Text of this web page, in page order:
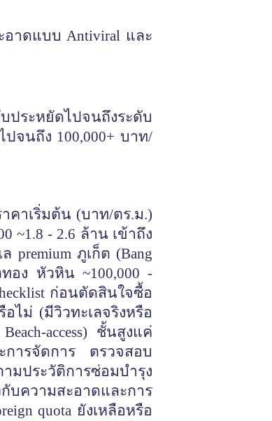
อาดแบบAntiviral และ
ประหยัดไปจนถึงระดับ
จนถึง 100,000+ บาท/
คาเริ่มต้น (บาท/ตร.ม.)
~1.8 - 2.6 ล้าน เข้าถึง
premium ภูเก็ต (Bang
ทอง หัวหิน ~100,000 -
ก่อนตัดสินใจซื้อ
อไม่ (มีวิวทะเลจริงหรือ
access) ชั้นสูงแค่
การจัดการ ตรวจสอบ
มประวัติการซ่อมบำรุง
ความสะอาดและการ
quota ยังเหลือหรือ